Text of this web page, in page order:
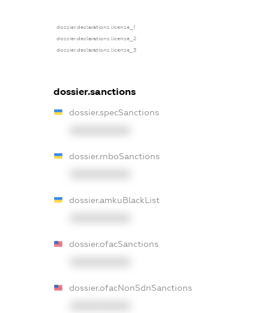
dossier.declarations.license_1
dossier.declarations.license_2
dossier.declarations.license_3
dossier.sanctions
dossier.specSanctions
dossier.rnboSanctions
dossier.amkuBlackList
dossier.ofacSanctions
dossier.ofacNonSdnSanctions